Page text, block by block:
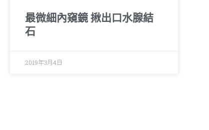
最微細內窺鏡 揪出口水腺結
石
2019年3月4日